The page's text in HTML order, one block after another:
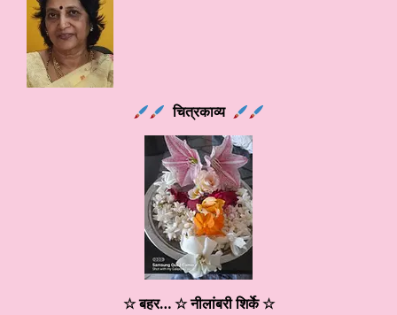
चित्रकाव्य
☆ बहर…☆नीलांबरी शिर्के ☆